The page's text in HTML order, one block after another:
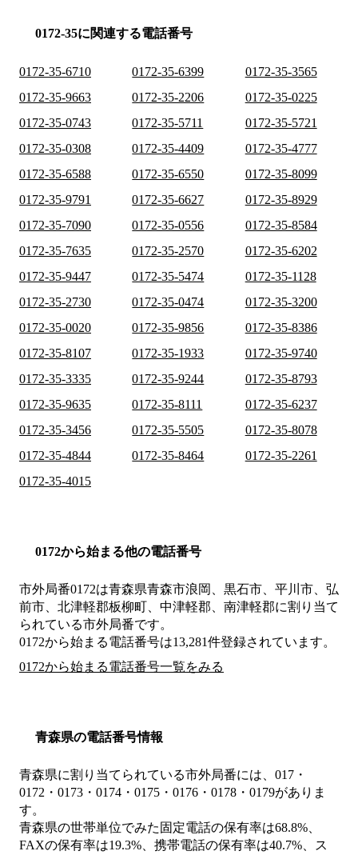
0172-35に関連する電話番号
0172-35-6710 0172-35-6399
0172-35-3565
0172-35-9663
0172-35-2206
0172-35-0225
0172-35-0743
0172-35-5711
0172-35-5721
0172-35-0308
0172-35-4409
0172-35-4777
0172-35-6588
0172-35-6550
0172-35-8099
0172-35-9791
0172-35-6627
0172-35-8929
0172-35-7090
0172-35-0556
0172-35-8584
0172-35-7635
0172-35-2570
0172-35-6202
0172-35-9447
0172-35-5474
0172-35-1128
0172-35-2730
0172-35-0474
0172-35-3200
0172-35-0020
0172-35-9856
0172-35-8386
0172-35-8107
0172-35-1933
0172-35-9740
0172-35-3335
0172-35-9244
0172-35-8793
0172-35-9635
0172-35-8111
0172-35-6237
0172-35-3456
0172-35-5505
0172-35-8078
0172-35-4844
0172-35-8464
0172-35-2261
0172-35-4015
0172から始まる他の電話番号
市外局番0172は青森県青森市浪岡、黒石市、平川市、弘
前市、北津軽郡板柳町、中津軽郡、南津軽郡に割り当て
られている市外局番です。
0172から始まる電話番号は13,281件登録されています。
0172から始まる電話番号一覧をみる
青森県の電話番号情報
青森県に割り当てられている市外局番には、017・
0172・0173・0174・0175・0176・0178・0179がありま
す。
青森県の世帯単位でみた固定電話の保有率は68.8%、
FAXの保有率は19.3%、携帯電話の保有率は40.7%、ス